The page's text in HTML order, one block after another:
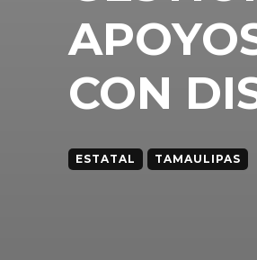
CON
ESTATAL TAMAULIPAS